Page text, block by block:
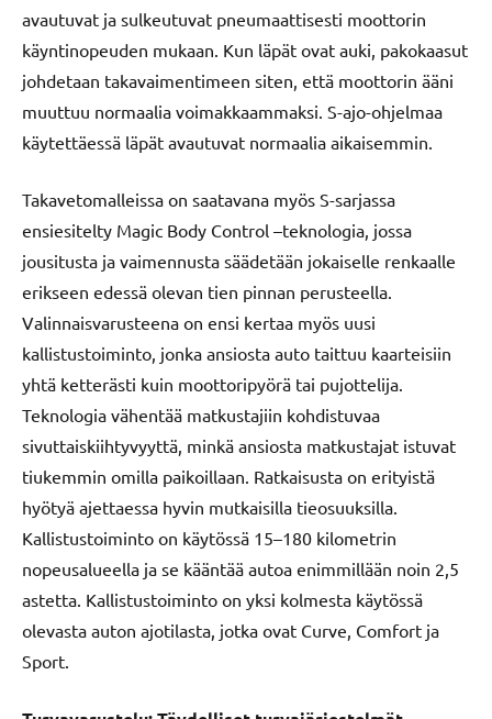
avautuvat ja sulkeutuvat pneumaattisesti moottorin
käyntinopeuden mukaan. Kun läpät ovat auki, pakokaasut
johdetaan takavaimentimeen siten, että moottorin ääni
muuttuu normaalia voimakkaammaksi. S-ajo-ohjelmaa
käytettäessä läpät avautuvat normaalia aikaisemmin.
Takavetomalleissa on saatavana myös S-sarjassa
ensiesitelty Magic Body Control –teknologia, jossa
jousitusta ja vaimennusta säädetään jokaiselle renkaalle
erikseen edessä olevan tien pinnan perusteella.
Valinnaisvarusteena on ensi kertaa myös uusi
kallistustoiminto, jonka ansiosta auto taittuu kaarteisiin
yhtä ketterästi kuin moottoripyörä tai pujottelija.
Teknologia vähentää matkustajiin kohdistuvaa
sivuttaiskiihtyvyyttä, minkä ansiosta matkustajat istuvat
tiukemmin omilla paikoillaan. Ratkaisusta on erityistä
hyötyä ajettaessa hyvin mutkaisilla tieosuuksilla.
Kallistustoiminto on käytössä 15­–180 kilometrin
nopeusalueella ja se kääntää autoa enimmillään noin 2,5
astetta. Kallistustoiminto on yksi kolmesta käytössä
olevasta auton ajotilasta, jotka ovat Curve, Comfort ja
Sport.